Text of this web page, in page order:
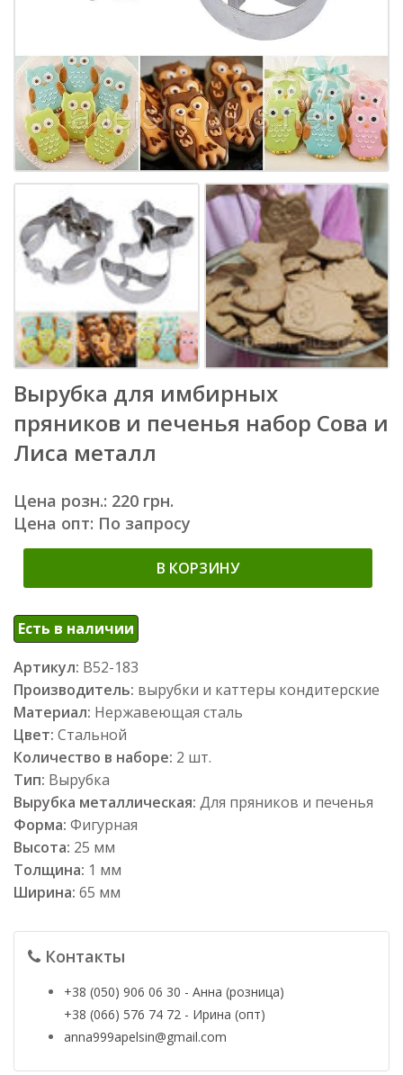
Вырубка для имбирных
пряников и печенья набор Сова и
Лиса металл
Цена розн.: 220 грн.
Цена опт: По запросу
В КОРЗИНУ
Есть в наличии
Артикул: В52-183
Производитель: вырубки и каттеры кондитерские
Материал: Нержавеющая сталь
Цвет: Стальной
Количество в наборе: 2 шт.
Тип: Вырубка
Вырубка металлическая: Для пряников и печенья
Форма: Фигурная
Высота: 25 мм
Толщина: 1 мм
Ширина: 65 мм
Контакты
+38 (050) 906 06 30 - Анна (розница)
+38 (066) 576 74 72 - Ирина (опт)
anna999apelsin@gmail.com